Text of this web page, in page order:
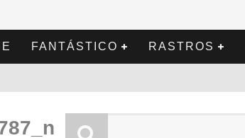
FANTÁSTICO RASTROS